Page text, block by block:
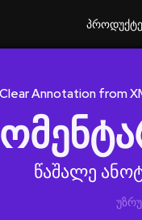
Clear Annotation from
წაშალე